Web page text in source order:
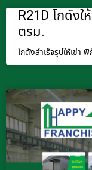
R21D โกดังใ
ตรม.
โกดังสำเร็จรูปให้เช่า